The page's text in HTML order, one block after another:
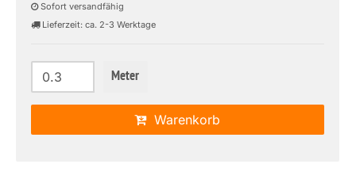
Sofort versandfähig
Lieferzeit: ca. 2-3 Werktage
Meter
Warenkorb